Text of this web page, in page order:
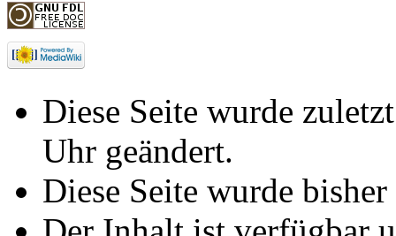
Diese Seite wurde
Uhr geändert.
Diese Seite wurde